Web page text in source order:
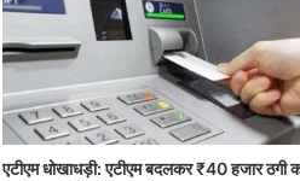
एटीएम धोखाधड़ी: एटीएम बदलकर ₹40 हजार ठगी